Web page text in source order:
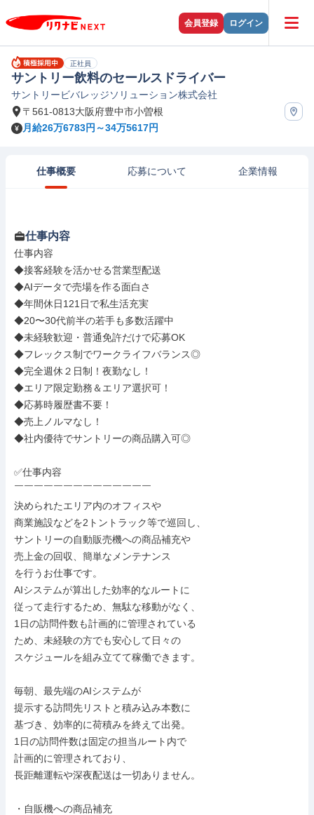
会員登録 ログイン
正社員
サントリー飲料のセールスドライバー
サントリービバレッジソリューション株式会社
〒561-0813大阪府豊中市小曽根
月給26万6783円～34万5617円
仕事概要 応募について 企業情報
仕事内容
仕事内容
◆接客経験を活かせる営業型配送
◆AIデータで売場を作る面白さ
◆年間休日121日で私生活充実
◆20〜30代前半の若手も多数活躍中
◆未経験歓迎・普通免許だけで応募OK
◆フレックス制でワークライフバランス◎
◆完全週休２日制！夜勤なし！
◆エリア限定勤務＆エリア選択可！
◆応募時履歴書不要！
◆売上ノルマなし！
◆社内優待でサントリーの商品購入可◎
✅仕事内容
￣￣￣￣￣￣￣￣￣￣￣￣￣￣
決められたエリア内のオフィスや
商業施設などを2トントラック等で巡回し、
サントリーの自動販売機への商品補充や
売上金の回収、簡単なメンテナンス
を行うお仕事です。
AIシステムが算出した効率的なルートに
従って走行するため、無駄な移動がなく、
1日の訪問件数も計画的に管理されている
ため、未経験の方でも安心して日々の
スケジュールを組み立てて稼働できます。
毎朝、最先端のAIシステムが
提示する訪問先リストと積み込み本数に
基づき、効率的に荷積みを終えて出発。
1日の訪問件数は固定の担当ルート内で
計画的に管理されており、
長距離運転や深夜配送は一切ありません。
・自販機への商品補充